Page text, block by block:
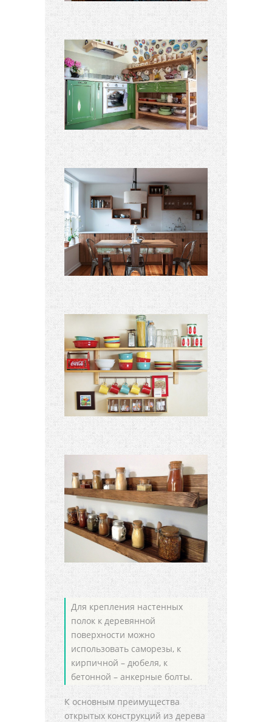
Для крепления настенных
полок к деревянной
поверхности можно
использовать саморезы, к
кирпичной – дюбеля, к
бетонной – анкерные болты.
К основным преимущества
открытых конструкций из дерева